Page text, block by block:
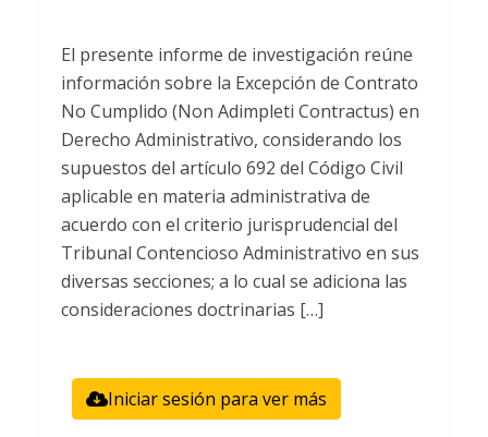
El presente informe de investigación reúne
información sobre la Excepción de Contrato
No Cumplido (Non Adimpleti Contractus) en
Derecho Administrativo, considerando los
supuestos del artículo 692 del Código Civil
aplicable en materia administrativa de
acuerdo con el criterio jurisprudencial del
Tribunal Contencioso Administrativo en sus
diversas secciones; a lo cual se adiciona las
consideraciones doctrinarias […]
Iniciar sesión para ver más